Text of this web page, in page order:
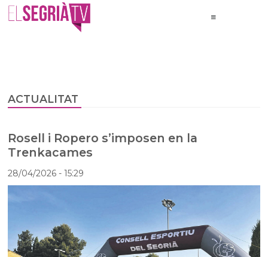
ACTUALITAT
Rosell i Ropero s’imposen en la
Trenkacames
28/04/2026- 15:29